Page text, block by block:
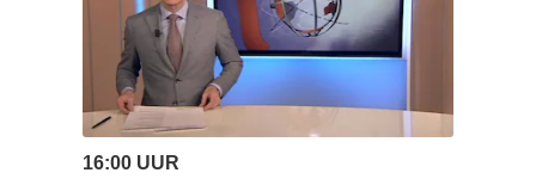
16:00 UUR